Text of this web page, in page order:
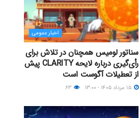
اخبار عمومی
سناتور لومیس همچنان در تلاش برای
رأی‌گیری درباره لایحه CLARITY پیش
از تعطیلات آگوست است